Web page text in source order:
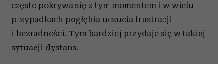
często pokrywa się z tym momentem i w wielu
przypadkach pogłębia uczucia frustracji
i bezradności. Tym bardziej przydaje się w takiej
sytuacji dystans.